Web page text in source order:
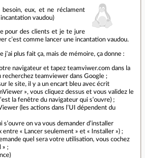
besoin, eux, et ne réclament
vaudou)
pour des clients et je te jure
c’est comme lancer une incantation vaudou.
j’ai plus fait ça, mais de mémoire, ça donne :
navigateur et tapez teamviwer.com dans la
recherchez teamviewer dans Google ;
le site, il y a un encart bleu avec écrit
», vous cliquez dessus et vous validez le
la fenêtre du navigateur qui s’ouvre) ;
(les actions dans l’UI dépendent du
s’ouvre on va vous demander d’installer
entre « Lancer seulement » et « Installer ») ;
quel sera votre utilisation, vous cochez
» ;